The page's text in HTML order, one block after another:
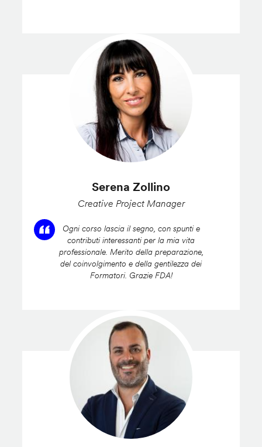
Serena Zollino
Creative Project Manager
Ogni corso lascia il segno, con spunti e
contributi interessanti per la mia vita
professionale. Merito della preparazione,
del coinvolgimento e della gentilezza dei
Formatori. Grazie FDA!